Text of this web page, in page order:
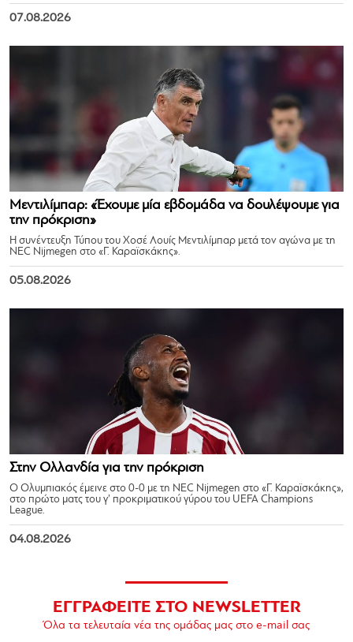
07.08.2026
Μεντιλίμπαρ: «Έχουμε μία εβδομάδα να δουλέψουμε για
την πρόκριση»
Η συνέντευξη Τύπου του Χοσέ Λουίς Μεντιλίμπαρ μετά τον αγώνα με τη
NEC Nijmegen στο «Γ. Καραϊσκάκης».
05.08.2026
Στην Ολλανδία για την πρόκριση
Ο Ολυμπιακός έμεινε στο 0-0 με τη NEC Nijmegen στο «Γ. Καραϊσκάκης»,
στο πρώτο ματς του γ’ προκριματικού γύρου του UEFA Champions
League.
04.08.2026
ΕΓΓΡΑΦΕΙΤΕ ΣΤΟ NEWSLETTER
Όλα τα τελευταία νέα της ομάδας μας στο e-mail σας